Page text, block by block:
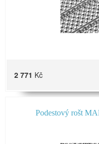
2 771 Kč
Podestový rošt